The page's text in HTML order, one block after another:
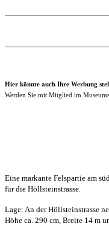
Hier könnte auch Ihre Werbung
Werden Sie mit Mitglied im
Eine markante Felspartie am
für die Höllsteinstrasse.
Lage: An der Höllsteinstrasse
Höhe ca. 290 cm, Breite 14 m